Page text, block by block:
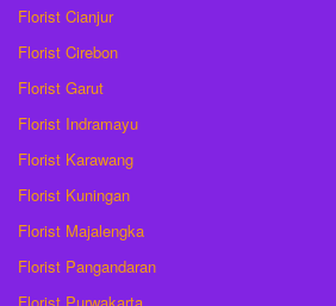
Florist Cianjur
Florist Cirebon
Florist Garut
Florist Indramayu
Florist Karawang
Florist Kuningan
Florist Majalengka
Florist Pangandaran